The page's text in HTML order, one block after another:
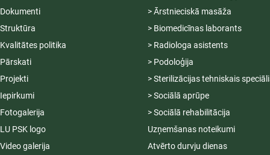
Dokumenti
Struktūra
Kvalitātes politika
Pārskati
Projekti
Iepirkumi
Fotogalerija
LU PSK logo
Video galerija
> Ārstnieciskā masāža
> Biomedicīnas laborants
> Radiologa asistents
> Podoloģija
> Sterilizācijas tehniskais
> Sociālā aprūpe
> Sociālā rehabilitācija
Uzņemšanas noteikumi
Atvērto durvju dienas